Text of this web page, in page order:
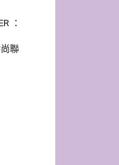
：
聯